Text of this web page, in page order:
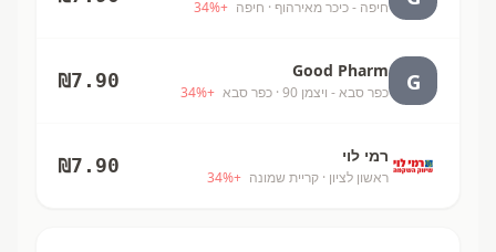
חיפה - כיכר מאירהוף · חיפה +
34%
G
Good Pharm
כפר סבא - ויצמן 90 · כפר סבא +
34%
₪7.90
רמי לוי
ראשון לציון · קריית שמונה +
34%
₪7.90